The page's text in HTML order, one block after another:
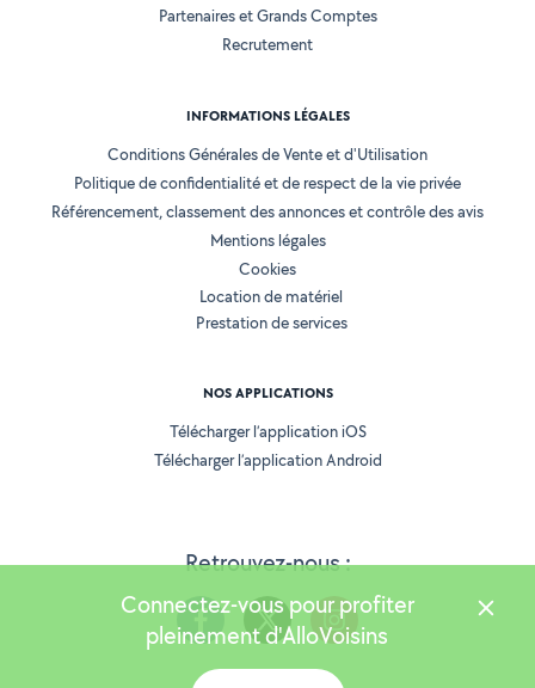
Retrouvez-nous :
Partenaires et Grands Comptes
Recrutement
INFORMATIONS LÉGALES
Conditions Générales de Vente et d'Utilisation
Politique de confidentialité et de respect de la vie privée
Référencement, classement des annonces et contrôle des avis
Mentions légales
Cookies
Location de matériel
Prestation de services
NOS APPLICATIONS
Télécharger l’application iOS
Télécharger l’application Android
Connectez-vous pour profiter
pleinement d'AlloVoisins